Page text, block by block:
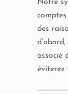
Notre
des
associé
éviterez